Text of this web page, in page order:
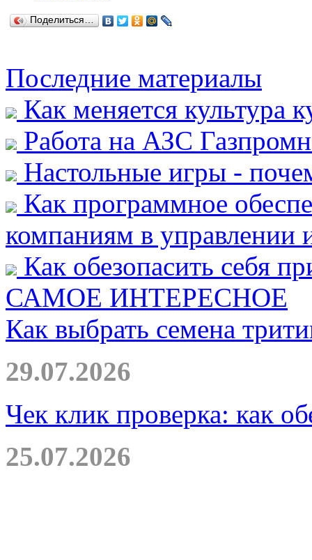
Поделиться…
Последние материалы
Как меняется культура
Работа на АЗС
Настольные игры -
Как программное
компаниям в управлении
Как обезопасить себя
САМОЕ ИНТЕРЕСНОЕ
Как выбрать семена
29.07.2026
Чек клик проверка: как
25.07.2026